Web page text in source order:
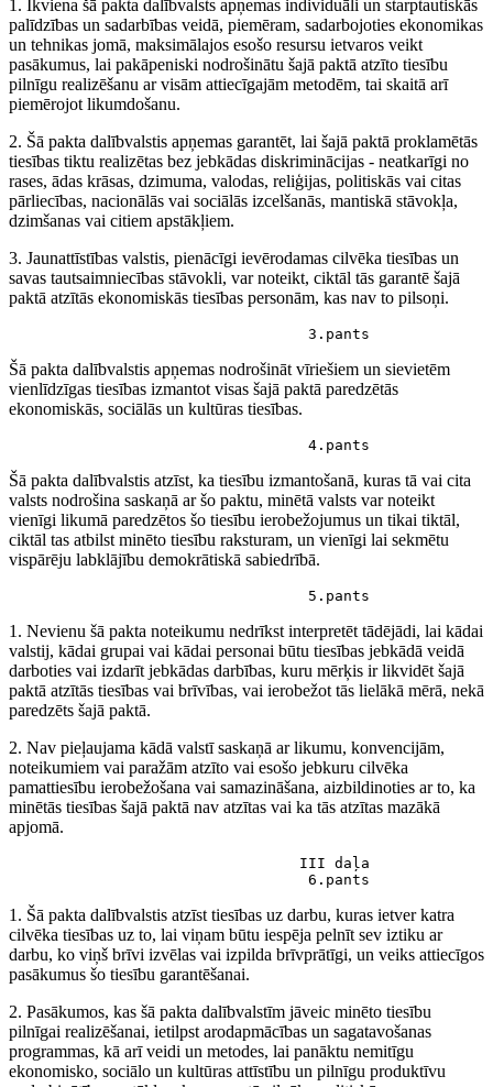
1. Ikviena šā pakta dalībvalsts apņemas individuāli un starptautiskās
palīdzības un sadarbības veidā, piemēram, sadarbojoties ekonomikas
un tehnikas jomā, maksimālajos esošo resursu ietvaros veikt
pasākumus, lai pakāpeniski nodrošinātu šajā paktā atzīto tiesību
pilnīgu realizēšanu ar visām attiecīgajām metodēm, tai skaitā arī
piemērojot likumdošanu.
2. Šā pakta dalībvalstis apņemas garantēt, lai šajā paktā proklamētās
tiesības tiktu realizētas bez jebkādas diskriminācijas - neatkarīgi no
rases, ādas krāsas, dzimuma, valodas, reliģijas, politiskās vai citas
pārliecības, nacionālās vai sociālās izcelšanās, mantiskā stāvokļa,
dzimšanas vai citiem apstākļiem.
3. Jaunattīstības valstis, pienācīgi ievērodamas cilvēka tiesības un
savas tautsaimniecības stāvokli, var noteikt, ciktāl tās garantē šajā
paktā atzītās ekonomiskās tiesības personām, kas nav to pilsoņi.
3.pants
Šā pakta dalībvalstis apņemas nodrošināt vīriešiem un sievietēm
vienlīdzīgas tiesības izmantot visas šajā paktā paredzētās
ekonomiskās, sociālās un kultūras tiesības.
4.pants
Šā pakta dalībvalstis atzīst, ka tiesību izmantošanā, kuras tā vai cita
valsts nodrošina saskaņā ar šo paktu, minētā valsts var noteikt
vienīgi likumā paredzētos šo tiesību ierobežojumus un tikai tiktāl,
ciktāl tas atbilst minēto tiesību raksturam, un vienīgi lai sekmētu
vispārēju labklājību demokrātiskā sabiedrībā.
5.pants
1. Nevienu šā pakta noteikumu nedrīkst interpretēt tādējādi, lai kādai
valstij, kādai grupai vai kādai personai būtu tiesības jebkādā veidā
darboties vai izdarīt jebkādas darbības, kuru mērķis ir likvidēt šajā
paktā atzītās tiesības vai brīvības, vai ierobežot tās lielākā mērā, nekā
paredzēts šajā paktā.
2. Nav pieļaujama kādā valstī saskaņā ar likumu, konvencijām,
noteikumiem vai paražām atzīto vai esošo jebkuru cilvēka
pamattiesību ierobežošana vai samazināšana, aizbildinoties ar to, ka
minētās tiesības šajā paktā nav atzītas vai ka tās atzītas mazākā
apjomā.
III daļa
6.pants
1. Šā pakta dalībvalstis atzīst tiesības uz darbu, kuras ietver katra
cilvēka tiesības uz to, lai viņam būtu iespēja pelnīt sev iztiku ar
darbu, ko viņš brīvi izvēlas vai izpilda brīvprātīgi, un veiks attiecīgos
pasākumus šo tiesību garantēšanai.
2. Pasākumos, kas šā pakta dalībvalstīm jāveic minēto tiesību
pilnīgai realizēšanai, ietilpst arodapmācības un sagatavošanas
programmas, kā arī veidi un metodes, lai panāktu nemitīgu
ekonomisko, sociālo un kultūras attīstību un pilnīgu produktīvu